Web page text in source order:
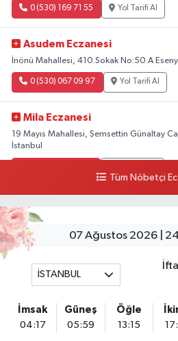
0 (530) 169 71 55 Yol Tarifi Al
Asudem Eczanesi
İnönü Mahallesi, 410.Sokak No:50 A
0 (530) 067 09 97 Yol Tarifi Al
Mila Eczanesi
19 Mayıs Mahallesi, Şemsettin Günaltay
İstanbul
Ortabayır Mahallesi, Talatpaşa Caddesi,
İstanbul
Gültepe Hayat Eczanesi
Ortabayır Mahallesi, Talatpaşa Caddesi,
Tüm Nöbetçi
07 Ağustos 2026 |
İSTANBUL
İmsak
04:17
Güneş
05:59
Öğle
13:15